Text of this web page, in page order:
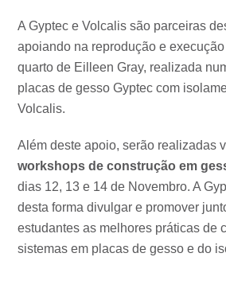
A Gyptec e Volcalis são parceiras
apoiando na reprodução e
quarto de Eilleen Gray, realizada
placas de gesso Gyptec com
Volcalis.
Além deste apoio, serão realizadas
workshops de construção em
dias 12, 13 e 14 de Novembro. A
desta forma divulgar e promover
estudantes as melhores práticas de
sistemas em placas de gesso e do